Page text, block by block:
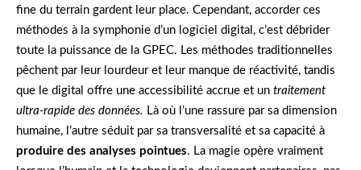
fine du terrain gardent leur place. Cependant, accorder ces
méthodes à la symphonie d’un logiciel digital, c’est débrider
toute la puissance de la GPEC. Les méthodes traditionnelles
pêchent par leur lourdeur et leur manque de réactivité, tandis
que le digital offre une accessibilité accrue et un traitement
ultra-rapide des données. Là où l’une rassure par sa dimension
humaine, l’autre séduit par sa transversalité et sa capacité à
produire des analyses pointues. La magie opère vraiment